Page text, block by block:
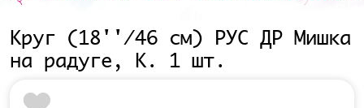
Круг (18''/46 см) РУС ДР Мишка
на радуге, К. 1 шт.